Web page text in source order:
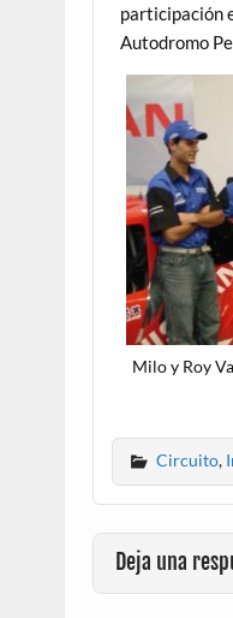
participación
Autodromo
Milo y Roy
Circuito,
Deja una